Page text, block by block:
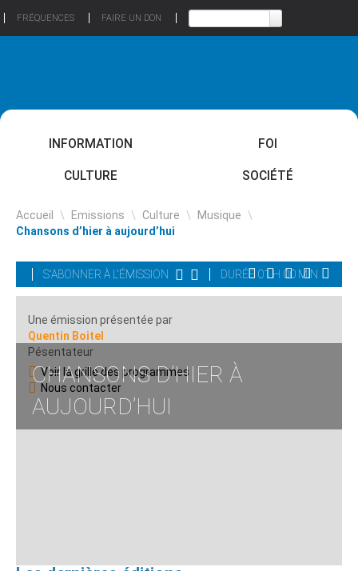
FRÉQUENCES FAIRE UN DON
INFORMATION FOI
CULTURE SOCIÉTÉ
Accueil \ Emissions \ Culture \ Musique \
Chansons d’hier à aujourd’hui
S'ABONNER À L'ÉMISSION DURÉE 01 H 00 MIN
CHANSONS D’HIER À
AUJOURD’HUI
Une émission présentée par
Quentin Boitel
Pésentateur
Voir la grille des programmes
Nous contacter